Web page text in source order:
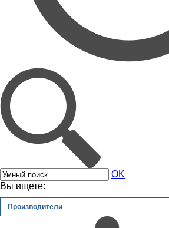
OK
Вы ищете:
Производители